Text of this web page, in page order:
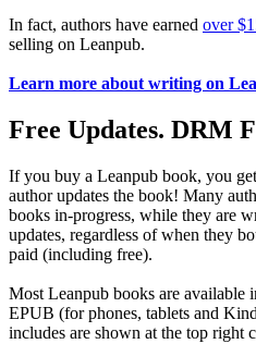
In fact, authors have earned over
selling on Leanpub.
Learn more about writing on
Free Updates. DRM
If you buy a Leanpub book, you
author updates the book! Many
books in-progress, while they are
updates, regardless of when they
paid (including free).
Most Leanpub books are available
EPUB (for phones, tablets and
includes are shown at the top right